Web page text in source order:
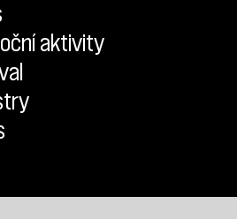
aktivity